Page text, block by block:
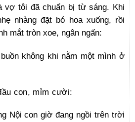
vợ tôi đã chuẩn bị từ sáng. Khi
nhàng đặt bó hoa xuống, rồi
mắt tròn xoe, ngân ngấn:
không khi nằm một mình ở
con, mỉm cười:
Nội con giờ đang ngồi trên trời